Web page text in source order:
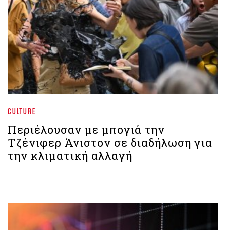
CULTURE
Περιέλουσαν με μπογιά την
Τζένιφερ Άνιστον σε διαδήλωση για
την κλιματική αλλαγή